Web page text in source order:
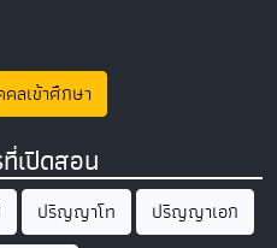
ลเข้าศึกษา
เปิดสอน
ปริญญาโท
ปริญญาเอก